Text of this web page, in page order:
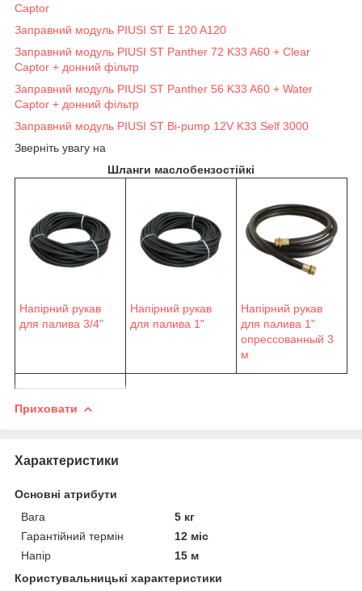
Captor
Заправний модуль PIUSI ST E 120 A120
Заправний модуль PIUSI ST Panther 72 K33 A60 + Clear
Captor + донний фільтр
Заправний модуль PIUSI ST Panther 56 K33 A60 + Water
Captor + донний фільтр
Заправний модуль PIUSI ST Bi-pump 12V K33 Self 3000
Зверніть увагу на
Шланги маслобензостійкі
Напірний рукав
для палива 3/4"
Напірний рукав
для палива 1"
Напірний рукав
для палива 1"
опрессованный 3
м
Приховати
Характеристики
Основні атрибути
Вага
5 кг
Гарантійний термін
12 міс
Напір
15 м
Користувальницькі характеристики